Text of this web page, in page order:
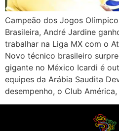
Campeão dos Jogos
Brasileira, André Jardine
trabalhar na Liga MX com o
Novo técnico brasileiro
gigante no México Icardi é
equipes da Arábia Saudita
desempenho, o Club